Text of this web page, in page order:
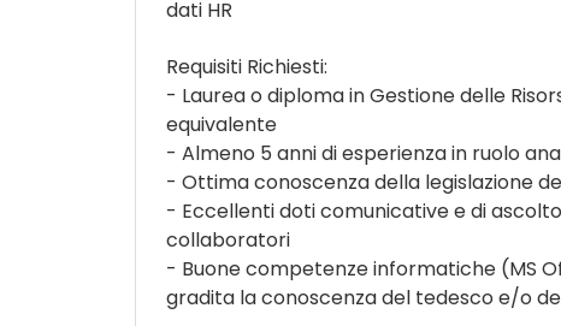
dati HR
Requisiti Richiesti:
- Laurea o diploma in Gestione delle
equivalente
- Almeno 5 anni di esperienza in ruolo
- Ottima conoscenza della legislazione
- Eccellenti doti comunicative e di
collaboratori
- Buone competenze informatiche (MS
gradita la conoscenza del tedesco e/o